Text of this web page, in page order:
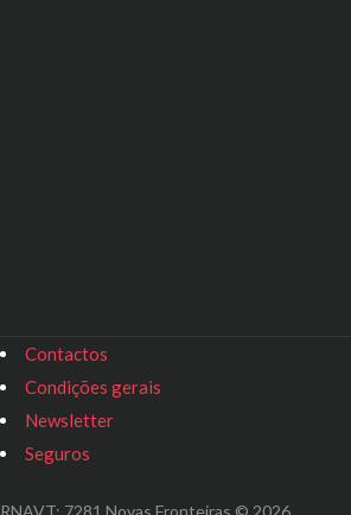
Contactos
Condições gerais
Newsletter
Seguros
RNAVT: 7281 Novas Fronteiras © 2026